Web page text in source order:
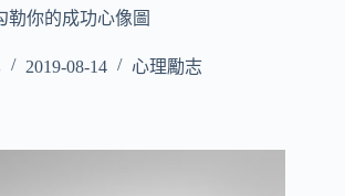
勒你的成功心像圖
2019-08-14 心理勵志